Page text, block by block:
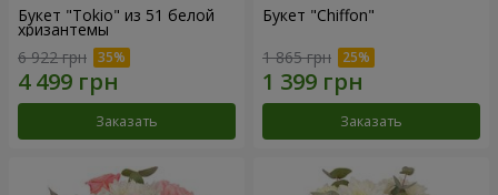
Букет "Tokio" из 51 белой
хризантемы
6 922 грн
Заказать
Букет "Chiffon"
1 865 грн
Заказать